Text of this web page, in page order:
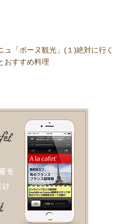
ュ「ボーヌ観光」(１)絶対に行く
おすすめ料理